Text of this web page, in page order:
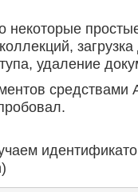
некоторые
удаление
средствами